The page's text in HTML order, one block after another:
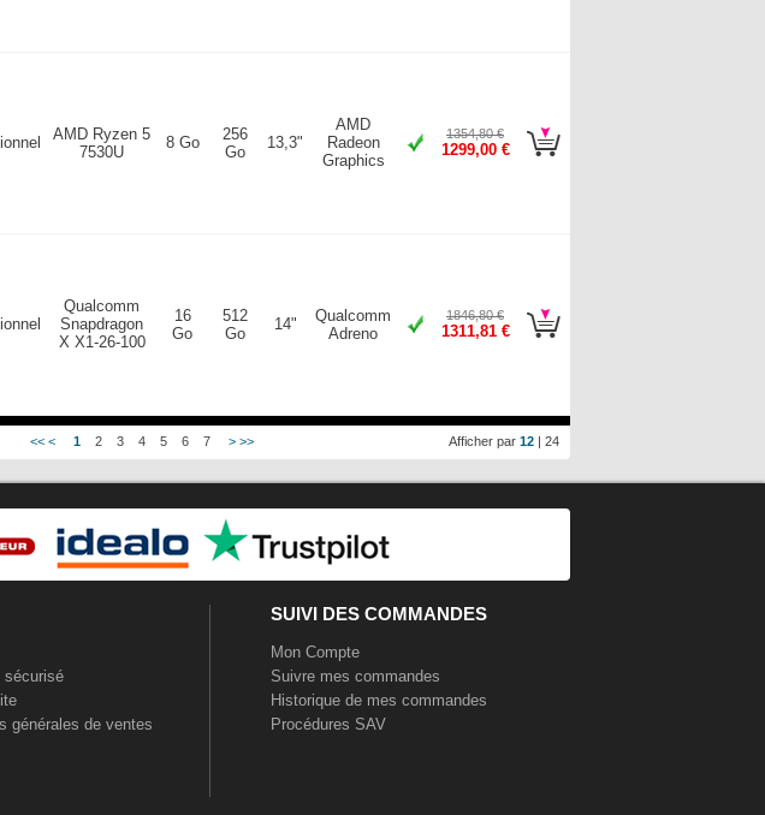
AMD Ryzen 5
7530U
8 Go
256
Go
13,3"
AMD
Radeon
Graphics
1354,80 €
1299,00 €
Qualcomm
Snapdragon
X X1-26-100
16
Go
512
Go
14"
Qualcomm
Adreno
1846,80 €
1311,81 €
Afficher par 12 | 24
<< < 1 2 3 4 5 6 7 > >>
sécurisé
générales de ventes
SUIVI DES COMMANDES
Mon Compte
Suivre mes commandes
Historique de mes commandes
Procédures SAV